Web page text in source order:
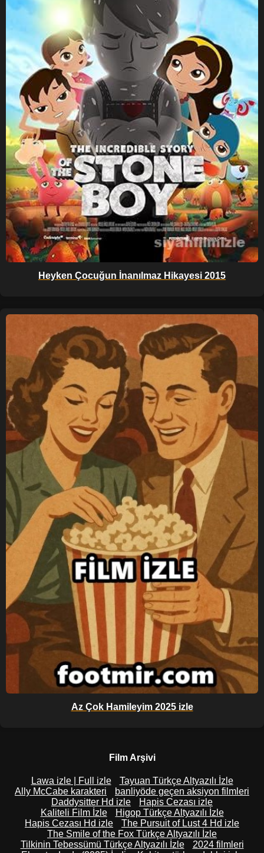
Heyken Çocuğun İnanılmaz Hikayesi 2015
Az Çok Hamileyim 2025 izle
Film Arşivi
Lawa izle | Full izle
Tayuan Türkçe Altyazılı İzle
Ally McCabe karakteri
banliyöde geçen aksiyon filmleri
Daddysitter Hd izle
Hapis Cezası izle
Kaliteli Film İzle
Higop Türkçe Altyazılı İzle
Hapis Cezası Hd izle
The Pursuit of Lust 4 Hd izle
The Smile of the Fox Türkçe Altyazılı İzle
Tilkinin Tebessümü Türkçe Altyazılı İzle
2024 filmleri